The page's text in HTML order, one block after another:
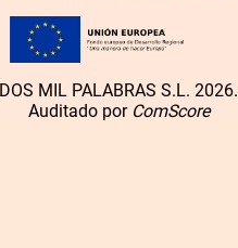
DOS MIL PALABRAS S.L. 2026.
Auditado por ComScore